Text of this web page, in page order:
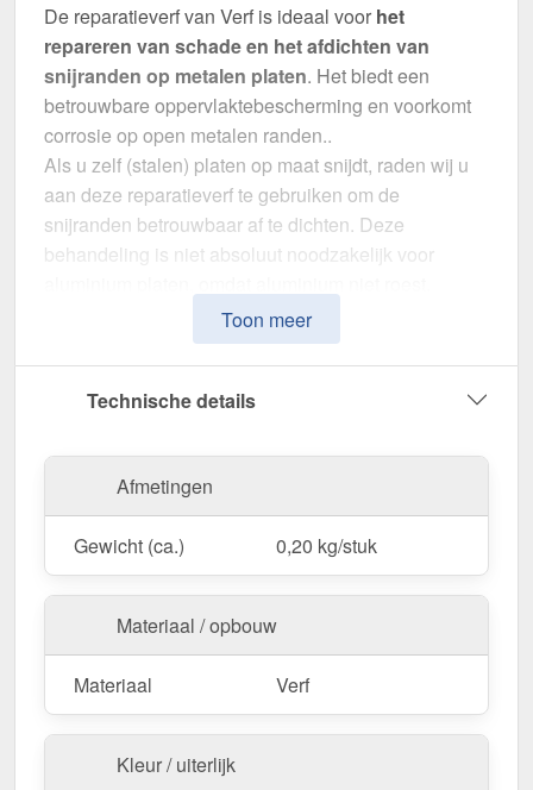
De reparatieverf van Verf is ideaal voor het
repareren van schade en het afdichten van
snijranden op metalen platen. Het biedt een
betrouwbare oppervlaktebescherming en voorkomt
corrosie op open metalen randen..
Als u zelf (stalen) platen op maat snijdt, raden wij u
aan deze reparatieverf te gebruiken om de
snijranden betrouwbaar af te dichten. Deze
behandeling is niet absoluut noodzakelijk voor
Waarom Reparatiestift | Tube | 20 ml?
Perfect passende kleur– In Zuiverwit (RAL
9010) voor een onopvallende reparatie.
gemakkelijk aan te brengen.
Effectieve bescherming
beschermt tegen verwering.
Praktische grootte
– 20 ml, ideaal voor gerichte
reparaties.
Bestel nu Reparatiestift | Tube | 20 ml – Voor
langdurige bescherming & een vlekkeloos
oppervlak!
Toon meer
Technische details
Afmetingen
Gewicht (ca.) 0,20 kg/stuk
Materiaal / opbouw
Materiaal Verf
Kleur / uiterlijk